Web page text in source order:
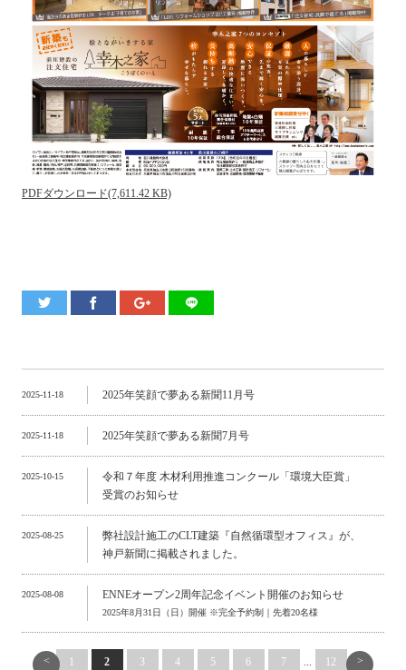
PDFダウンロード(7,611.42 KB)
2025-11-18 2025年笑顔で夢ある新聞11月号
2025-11-18 2025年笑顔で夢ある新聞7月号
2025-10-15
令和７年度 木材利用推進コンクール「環境大臣賞」
受賞のお知らせ
2025-08-25
弊社設計施工のCLT建築『自然循環型オフィス』が、
神戸新聞に掲載されました。
2025-08-08 ENNEオープン2周年記念イベント開催のお知らせ
2025年8月31日（日）開催 ※完全予約制｜先着20名様
< 1 2 3 4 5 6 7 ... 12 >